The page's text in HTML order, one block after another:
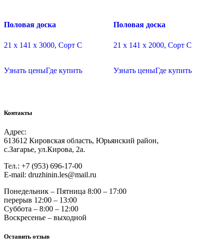
Половая доска
21 х 141 х 3000, Сорт C
Узнать ценыГде купить
Половая доска
21 х 141 х 2000, Сорт C
Узнать ценыГде купить
Контакты
Адрес:
613612 Кировская область, Юрьянский район,
с.Загарье, ул.Кирова, 2а.
Тел.: +7 (953) 696-17-00
Е-mail: druzhinin.les@mail.ru
Понедельник – Пятница 8:00 – 17:00
перерыв 12:00 – 13:00
Суббота – 8:00 – 12:00
Воскресенье – выходной
Оставить отзыв